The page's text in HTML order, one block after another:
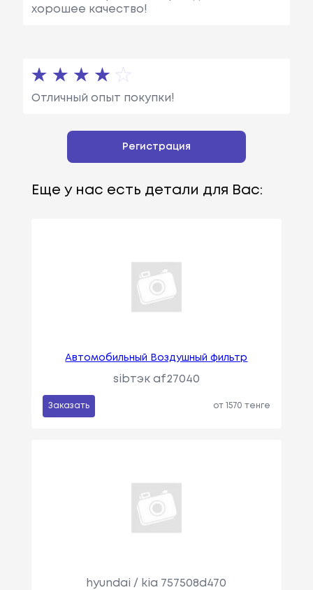
хорошее качество!
Отличный опыт покупки!
Регистрация
Еще у нас есть детали для Вас:
Автомобильный Воздушный фильтр
sibтэк af27040
Заказать от 1570 тенге
hyundai / kia 757508d470